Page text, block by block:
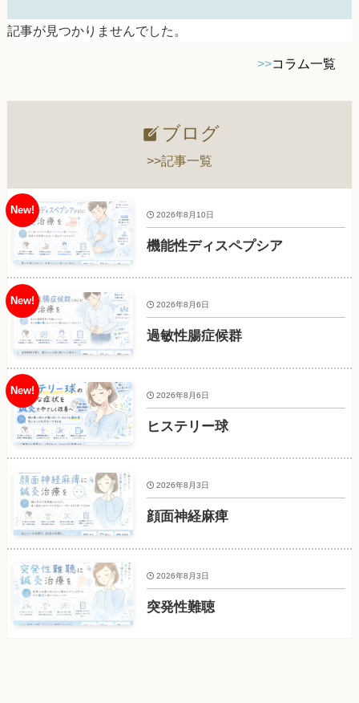
記事が見つかりませんでした。
>>コラム一覧
ブログ
>>記事一覧
機能性ディスペプシア
2026年8月10日
過敏性腸症候群
2026年8月6日
ヒステリー球
2026年8月6日
顔面神経麻痺
2026年8月3日
突発性難聴
2026年8月3日